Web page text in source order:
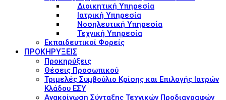
Διοικητική Υπηρεσία
Ιατρική Υπηρεσία
Νοσηλευτική Υπηρεσία
Τεχνική Υπηρεσία
Εκπαιδευτικοί Φορείς
ΠΡΟΚΗΡΥΞΕΙΣ
Προκηρύξεις
Θέσεις Προσωπικού
Τριμελές Συμβούλιο Κρίσης και Επιλογής Ιατρών
Κλάδου ΕΣΥ
Ανακοίνωση Σύνταξης Τεχνικών Προδιαγραφών